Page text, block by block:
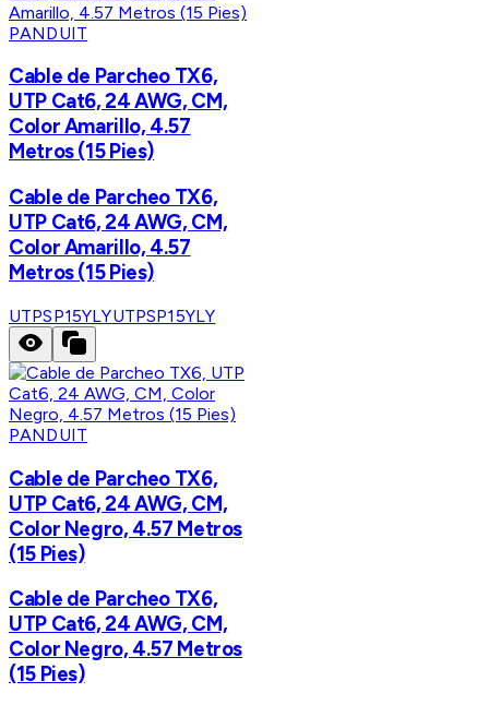
PANDUIT
Cable de Parcheo TX6,
UTP Cat6, 24 AWG, CM,
Color Amarillo, 4.57
Metros (15 Pies)
Cable de Parcheo TX6,
UTP Cat6, 24 AWG, CM,
Color Amarillo, 4.57
Metros (15 Pies)
UTPSP15YLYUTPSP15YLY
PANDUIT
Cable de Parcheo TX6,
UTP Cat6, 24 AWG, CM,
Color Negro, 4.57 Metros
(15 Pies)
Cable de Parcheo TX6,
UTP Cat6, 24 AWG, CM,
Color Negro, 4.57 Metros
(15 Pies)